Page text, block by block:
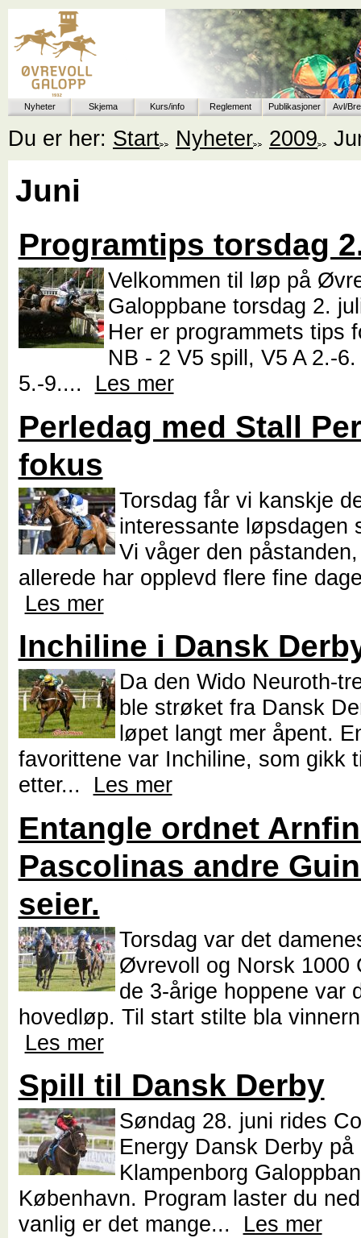
Nyheter Skjema Kurs/info Reglement Publikasjoner Avl/
Du er her: Start Nyheter 2009
Juni
Programtips torsdag
Velkommen til løp på
Galoppbane torsdag 2.
Her er programmets tips
NB - 2 V5 spill, V5 A 2.-
5.-9.... Les mer
Perledag med Stall
fokus
Torsdag får vi kanskje
interessante løpsdagen
Vi våger den
allerede har opplevd flere fine
Les mer
Inchiline i Dansk
Da den Wido Neuroth-
ble strøket fra Dansk
løpet langt mer åpent.
favorittene var Inchiline, som gikk
etter... Les mer
Entangle ordnet
Pascolinas andre
seier.
Torsdag var det
Øvrevoll og Norsk 1000
de 3-årige hoppene var
hovedløp. Til start stilte bla
Les mer
Spill til Dansk Derby
Søndag 28. juni rides
Energy Dansk Derby på
Klampenborg
København. Program laster du
vanlig er det mange... Les mer